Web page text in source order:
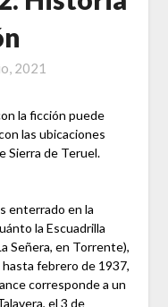
2021
la ficción puede
las ubicaciones
Sierra de Teruel.
enterrado en la
la Escuadrilla
Señera, en Torrente),
febrero de 1937,
corresponde a un
el 3 de